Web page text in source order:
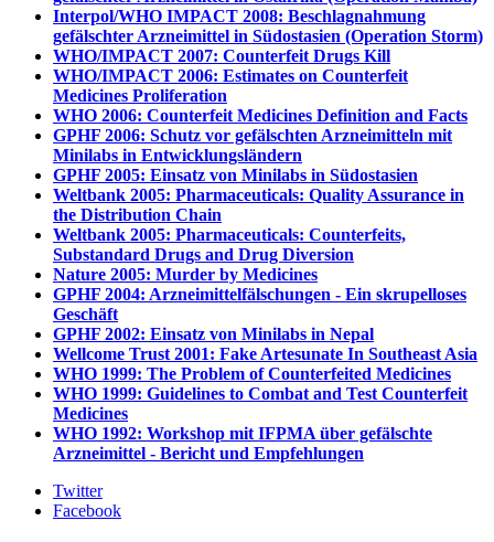
Interpol/WHO IMPACT 2008: Beschlagnahmung
gefälschter Arzneimittel in Südostasien (Operation Storm)
WHO/IMPACT 2007: Counterfeit Drugs Kill
WHO/IMPACT 2006: Estimates on Counterfeit
Medicines Proliferation
WHO 2006: Counterfeit Medicines Definition and Facts
GPHF 2006: Schutz vor gefälschten Arzneimitteln mit
Minilabs in Entwicklungsländern
GPHF 2005: Einsatz von Minilabs in Südostasien
Weltbank 2005: Pharmaceuticals: Quality Assurance in
the Distribution Chain
Weltbank 2005: Pharmaceuticals: Counterfeits,
Substandard Drugs and Drug Diversion
Nature 2005: Murder by Medicines
GPHF 2004: Arzneimittelfälschungen - Ein skrupelloses
Geschäft
GPHF 2002: Einsatz von Minilabs in Nepal
Wellcome Trust 2001: Fake Artesunate In Southeast Asia
WHO 1999: The Problem of Counterfeited Medicines
WHO 1999: Guidelines to Combat and Test Counterfeit
Medicines
WHO 1992: Workshop mit IFPMA über gefälschte
Arzneimittel - Bericht und Empfehlungen
Twitter
Facebook